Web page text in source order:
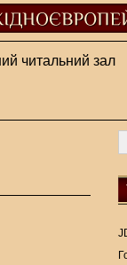
читальний зал